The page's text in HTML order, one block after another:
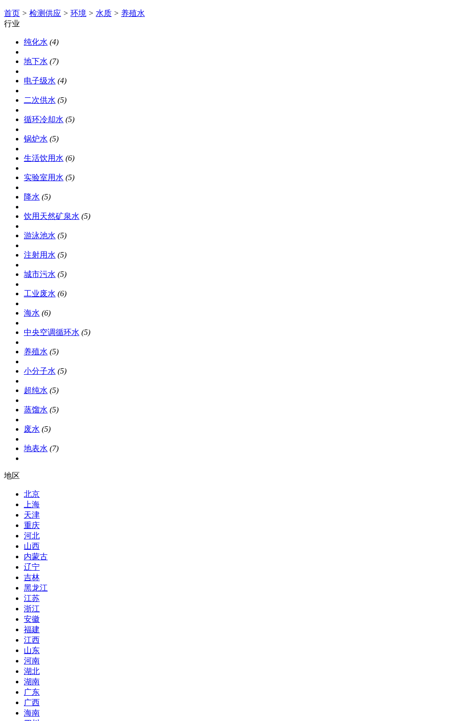
首页 > 检测供应 > 环境 > 水质 > 养殖水
行业
纯化水 (4)
地下水 (7)
电子级水 (4)
二次供水 (5)
循环冷却水 (5)
锅炉水 (5)
生活饮用水 (6)
实验室用水 (5)
降水 (5)
饮用天然矿泉水 (5)
游泳池水 (5)
注射用水 (5)
城市污水 (5)
工业废水 (6)
海水 (6)
中央空调循环水 (5)
养殖水 (5)
小分子水 (5)
超纯水 (5)
蒸馏水 (5)
废水 (5)
地表水 (7)
地区
北京
上海
天津
重庆
河北
山西
内蒙古
辽宁
吉林
黑龙江
江苏
浙江
安徽
福建
江西
山东
河南
湖北
湖南
广东
广西
海南